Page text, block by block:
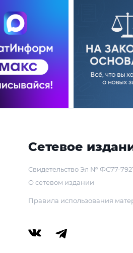
Сетевое
Свидетельство Эл № ФС77-
О сетевом издании
Правила использования